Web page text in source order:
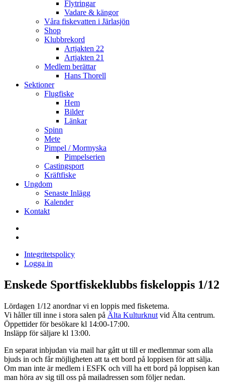
Flytringar
Vadare & kängor
Våra fiskevatten i Järlasjön
Shop
Klubbrekord
Artjakten 22
Artjakten 21
Medlem berättar
Hans Thorell
Sektioner
Flugfiske
Hem
Bilder
Länkar
Spinn
Mete
Pimpel / Mormyska
Pimpelserien
Castingsport
Kräftfiske
Ungdom
Senaste Inlägg
Kalender
Kontakt
Sandasjön
Integritetspolicy
Logga in
Enskede Sportfiskeklubbs fiskeloppis 1/12
Lördagen 1/12 anordnar vi en loppis med fisketema.
Vi håller till inne i stora salen på Älta Kulturknut vid Älta centrum.
Öppettider för besökare kl 14:00-17:00.
Insläpp för säljare kl 13:00.
En separat inbjudan via mail har gått ut till er medlemmar som alla
bjuds in och får möjligheten att ta ett bord på loppisen för att sälja.
Om man inte är medlem i ESFK och vill ha ett bord på loppisen kan
man höra av sig till oss på mailadressen som följer nedan.